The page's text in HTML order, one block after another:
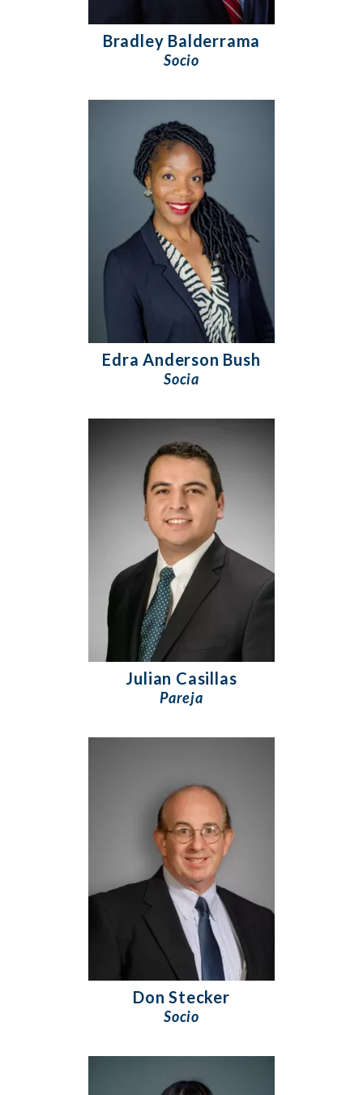
Bradley Balderrama
Socio
Edra Anderson Bush
Socia
Julian Casillas
Pareja
Don Stecker
Socio